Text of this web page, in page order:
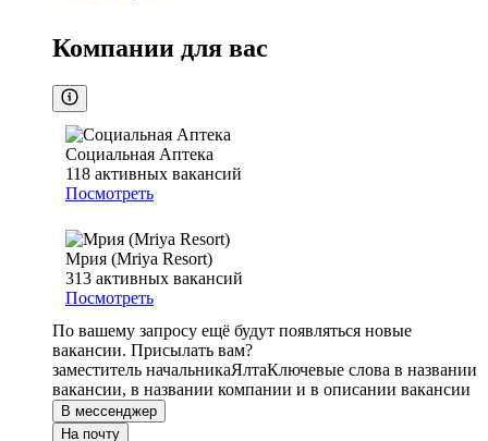
Компании для вас
Социальная Аптека
118 активных вакансий
Посмотреть
Мрия (Mriya Resort)
313 активных вакансий
Посмотреть
По вашему запросу ещё будут появляться новые
вакансии. Присылать вам?
заместитель начальникаЯлтаКлючевые слова в названии
вакансии, в названии компании и в описании вакансии
В мессенджер
На почту